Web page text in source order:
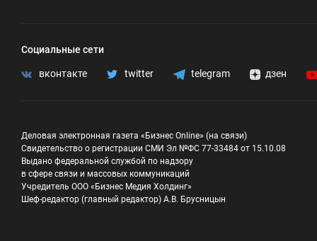
Социальные сети
вконтакте twitter telegram дзен
Деловая электронная газета «Бизнес Online» (на связи)
Свидетельство о регистрации СМИ Эл №ФС 77-33484 от 15.10.08
Выдано федеральной службой по надзору
в сфере связи и массовых коммуникаций
Учредитель ООО «Бизнес Медия Холдинг»
Шеф-редактор (главный редактор) А.В. Брусницын